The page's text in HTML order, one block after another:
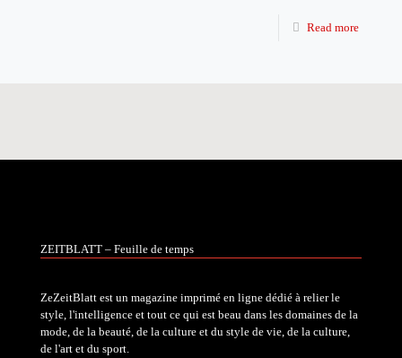
Read more
ZEITBLATT – Feuille de temps
ZeZeitBlatt est un magazine imprimé en ligne dédié à relier le
style, l'intelligence et tout ce qui est beau dans les domaines de la
mode, de la beauté, de la culture et du style de vie, de la culture,
de l'art et du sport.